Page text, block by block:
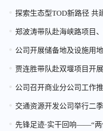
2025-12-25
2026年度消防设施维保服
2025-12-05
公司召开商业分公司工作